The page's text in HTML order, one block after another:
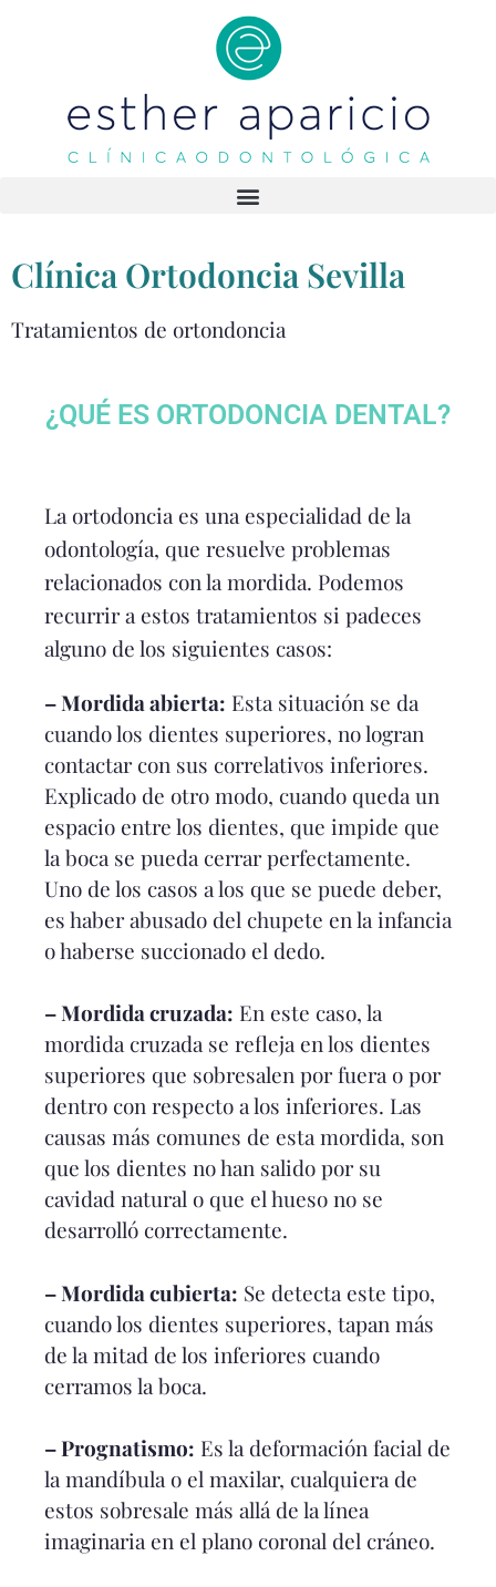
Clínica Ortodoncia Sevilla
Tratamientos de ortondoncia
¿QUÉ ES ORTODONCIA DENTAL?
La ortodoncia es una especialidad de la
odontología, que resuelve problemas
relacionados con la mordida. Podemos
recurrir a estos tratamientos si padeces
alguno de los siguientes casos:
– Mordida abierta: Esta situación se da
cuando los dientes superiores, no logran
contactar con sus correlativos inferiores.
Explicado de otro modo, cuando queda un
espacio entre los dientes, que impide que
la boca se pueda cerrar perfectamente.
Uno de los casos a los que se puede deber,
es haber abusado del chupete en la infancia
o haberse succionado el dedo.
– Mordida cruzada: En este caso, la
mordida cruzada se refleja en los dientes
superiores que sobresalen por fuera o por
dentro con respecto a los inferiores. Las
causas más comunes de esta mordida, son
que los dientes no han salido por su
cavidad natural o que el hueso no se
desarrolló correctamente.
– Mordida cubierta: Se detecta este tipo,
cuando los dientes superiores, tapan más
de la mitad de los inferiores cuando
cerramos la boca.
– Prognatismo: Es la deformación facial de
la mandíbula o el maxilar, cualquiera de
estos sobresale más allá de la línea
imaginaria en el plano coronal del cráneo.